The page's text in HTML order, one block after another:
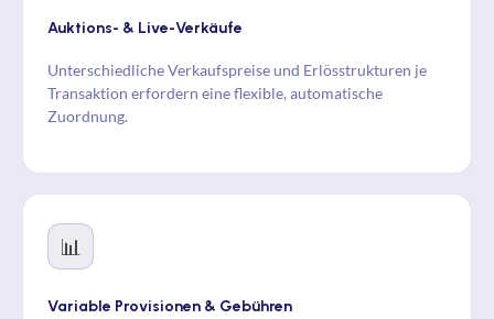
Auktions- & Live-Verkäufe
Unterschiedliche Verkaufspreise und Erlösstrukturen je
Transaktion erfordern eine flexible, automatische
Zuordnung.
📊
Variable Provisionen & Gebühren